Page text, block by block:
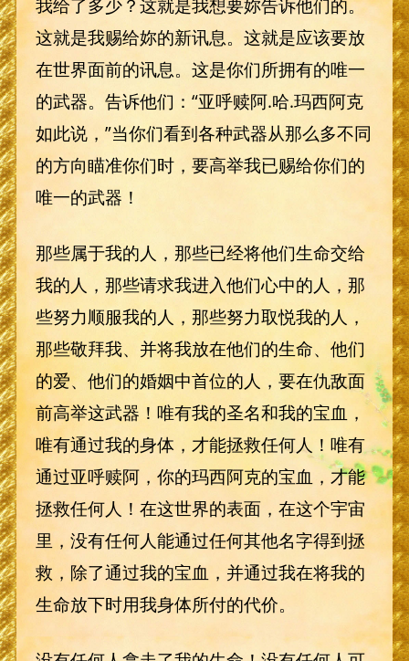
我给了多少？这就是我想要妳告诉他们的。
这就是我赐给妳的新讯息。这就是应该要放
在世界面前的讯息。这是你们所拥有的唯一
的武器。告诉他们：“亚呼赎阿.哈.玛西阿克
如此说，”当你们看到各种武器从那么多不同
的方向瞄准你们时，要高举我已赐给你们的
唯一的武器！
那些属于我的人，那些已经将他们生命交给
我的人，那些请求我进入他们心中的人，那
些努力顺服我的人，那些努力取悦我的人，
那些敬拜我、并将我放在他们的生命、他们
的爱、他们的婚姻中首位的人，要在仇敌面
前高举这武器！唯有我的圣名和我的宝血，
唯有通过我的身体，才能拯救任何人！唯有
通过亚呼赎阿，你的玛西阿克的宝血，才能
拯救任何人！在这世界的表面，在这个宇宙
里，没有任何人能通过任何其他名字得到拯
救，除了通过我的宝血，并通过我在将我的
生命放下时用我身体所付的代价。